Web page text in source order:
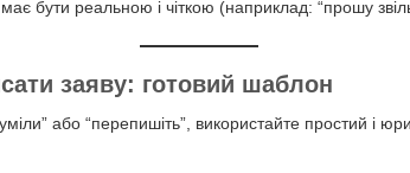
бути реальною і чіткою (наприклад: “прошу
заяву: готовий шаблон
або “перепишіть”, використайте простий і